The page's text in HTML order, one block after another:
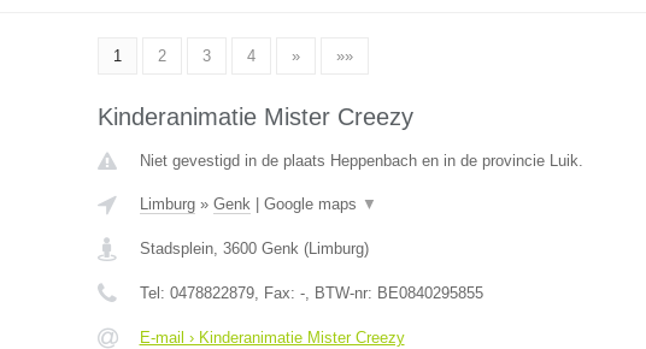
1 2 3 4 » »»
Kinderanimatie Mister Creezy
Niet gevestigd in de plaats Heppenbach en in de provincie Luik.
Limburg» Genk| Google maps ▼
Stadsplein, 3600 Genk(Limburg)
Tel: 0478822879, Fax: -, BTW-nr: BE0840295855
E-mail › Kinderanimatie Mister Creezy